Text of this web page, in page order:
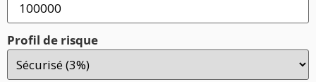
Profil de risque